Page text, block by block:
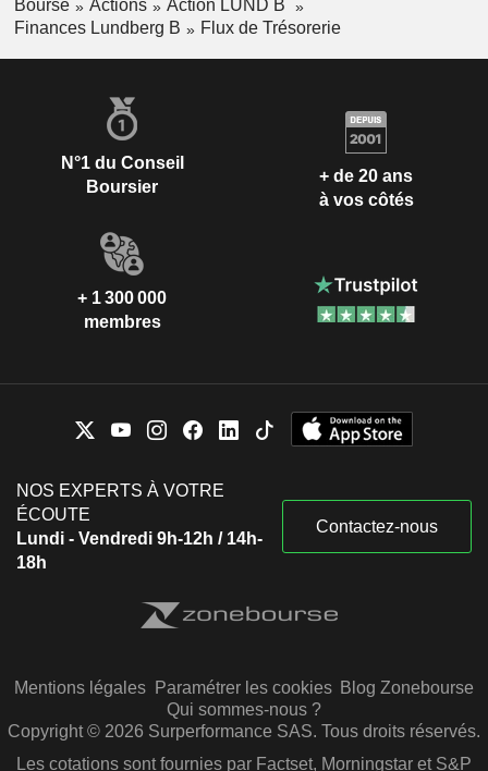
Bourse Actions
Action LUND B
Finances Lundberg B
Flux de Trésorerie
N°1 du Conseil
Boursier
+ de 20 ans
à vos côtés
+ 1 300 000
membres
NOS EXPERTS À VOTRE
ÉCOUTE
Lundi - Vendredi 9h-12h / 14h-
18h
Contactez-nous
Mentions légales Paramétrer les cookies Blog Zonebourse
Qui sommes-nous ?
Copyright © 2026 Surperformance SAS. Tous droits réservés.
Les cotations sont fournies par Factset, Morningstar et S&P